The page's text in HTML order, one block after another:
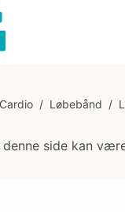
Cardio / Løbebånd /
side kan